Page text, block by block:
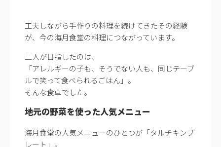
工夫しながら手作りの料理を続けてきたその経験
が、今の海月食堂の料理につながっています。
二人が目指したのは、
「アレルギーの子も、そうでない人も、同じテーブ
ルで笑って食べられるごはん」。
そんな食卓でした。
地元の野菜を使った人気メニュー
海月食堂の人気メニューのひとつが「タルチキンプ
レート」。